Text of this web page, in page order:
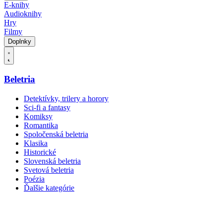
E-knihy
Audioknihy
Hry
Filmy
Doplnky
Beletria
Detektívky, trilery a horory
Sci-fi a fantasy
Komiksy
Romantika
Spoločenská beletria
Klasika
Historické
Slovenská beletria
Svetová beletria
Poézia
Ďalšie kategórie